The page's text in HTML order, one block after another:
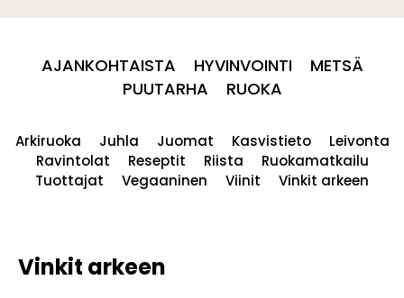
AJANKOHTAISTA HYVINVOINTI
METSÄ
PUUTARHA
RUOKA
Arkiruoka Juhla Juomat Kasvistieto
Leivonta
Ravintolat
Reseptit Riista
Ruokamatkailu
Tuottajat
Vegaaninen Viinit Vinkit arkeen
Vinkit arkeen